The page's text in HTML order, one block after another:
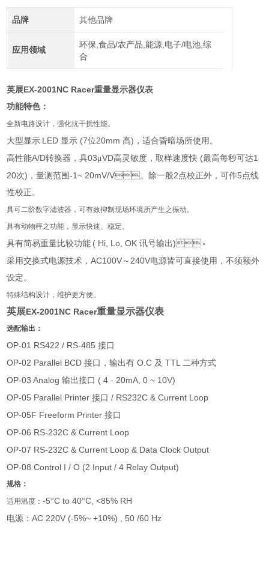
品牌 其他品牌
应用领域
环保,食品/农产品,能源,电子/电池,综
合
英展EX-2001NC Racer重量显示器仪表
功能特色：
全新电路设计，强化抗干扰性能。
大型显示 LED 显示 (7位20mm高) ，适合昏暗场所使用。
高性能A/D转换器，具03μVD高灵敏度，取样速度快 (最高每秒可达1
20次) ，量测范围-1~ 20mV/V。除一般2 点校正外，可作5 点线
性校正。
具可二阶数字滤波器，可有效抑制现场环境所产生之振动。
具有动物秤之功能，显示快速、稳定。
具有简易重量比较功能 ( Hi, Lo, OK讯号输出)。
采用交换式电源技术，AC100V ～240V电源皆可直接使用，不须额外
设定。
特殊结构设计，维护更方便。
英展EX-2001NC Racer重量显示器仪表
选配输出：
OP-01 RS422 / RS-485接口
OP-02 Parallel BCD接口，输出有O.C 及TTL 二种方式
OP-03 Analog输出接口 ( 4 - 20mA, 0 ~ 10V)
OP-05 Parallel Printer接口/ RS232C & Current Loop
OP-05F Freeform Printer接口
OP-06 RS-232C & Current Loop
OP-07 RS-232C & Current Loop & Data Clock Output
OP-08 Control I / O (2 Input / 4 Relay Output)
规格：
适用温度：-5°C to 40°C, <85% RH
电源：AC 220V (-5%~ +10%) , 50 /60 Hz